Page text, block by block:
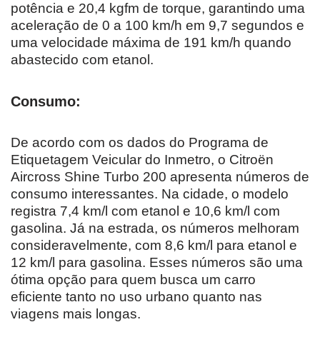
potência e 20,4 kgfm de torque, garantindo uma
aceleração de 0 a 100 km/h em 9,7 segundos e
uma velocidade máxima de 191 km/h quando
abastecido com etanol.
Consumo:
De acordo com os dados do Programa de
Etiquetagem Veicular do Inmetro, o Citroën
Aircross Shine Turbo 200 apresenta números de
consumo interessantes. Na cidade, o modelo
registra 7,4 km/l com etanol e 10,6 km/l com
gasolina. Já na estrada, os números melhoram
consideravelmente, com 8,6 km/l para etanol e
12 km/l para gasolina. Esses números são uma
ótima opção para quem busca um carro
eficiente tanto no uso urbano quanto nas
viagens mais longas.